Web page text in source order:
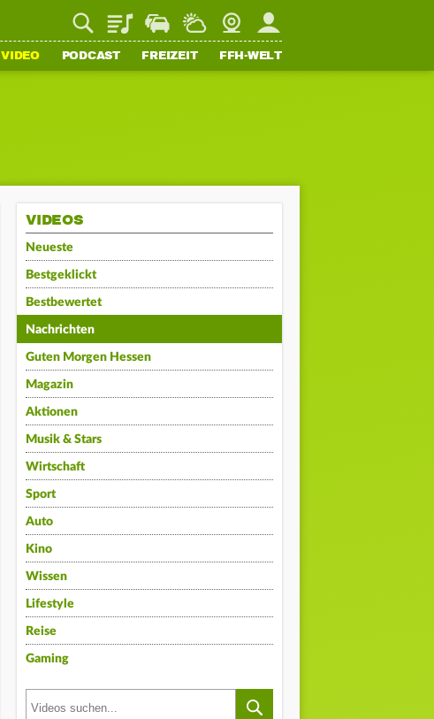
PlaylistStaupilotWetterWebcamMein FFH
VIDEO PODCAST FREIZEIT FFH-WELT
VIDEOS
Neueste
Bestgeklickt
Bestbewertet
Nachrichten
Guten Morgen Hessen
Magazin
Aktionen
Musik & Stars
Wirtschaft
Sport
Auto
Kino
Wissen
Lifestyle
Reise
Gaming